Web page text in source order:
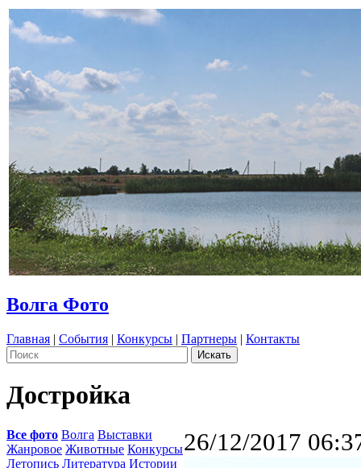
Волга Фото
Главная | События | Конкурсы | Партнеры | Контакты
Достройка
Все фото Волга Выставки
Жанровое Животные Конкурсы
Летопись Литература Истории
26/12/2017